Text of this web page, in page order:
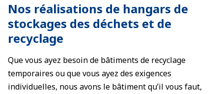
Nos réalisations de hangars de
stockages des déchets et de
recyclage
Que vous ayez besoin de bâtiments de recyclage
temporaires ou que vous ayez des exigences
individuelles, nous avons le bâtiment qu’il vous faut,